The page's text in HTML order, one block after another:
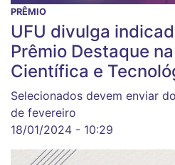
PRÊMIO
UFU divulga
Prêmio Destaque
Científica e
Selecionados devem enviar
de fevereiro
18/01/2024 - 10:29